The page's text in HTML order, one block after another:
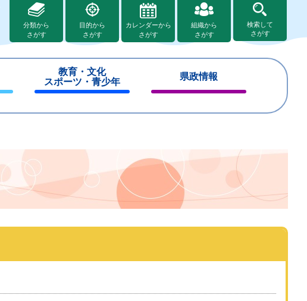
分類から
さがす
目的から
さがす
カレンダーから
さがす
組織から
さがす
検索して
さがす
教育・文化
スポーツ・青少年
じ
県政情報
じ